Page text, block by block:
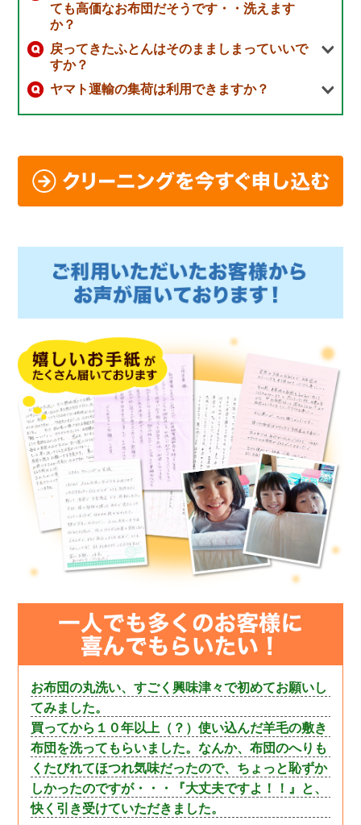
ても高価なお布団だそうです・・洗えます
か？
戻ってきたふとんはそのまましまっていいで
すか？
ヤマト運輸の集荷は利用できますか？
お布団の丸洗い、すごく興味津々で初めてお願いし
てみました。
買ってから１０年以上（？）使い込んだ羊毛の敷き
布団を洗ってもらいました。なんか、布団のへりも
くたびれてほつれ気味だったので、ちょっと恥ずか
しかったのですが・・・『大丈夫ですよ！！』と、
快く引き受けていただきました。